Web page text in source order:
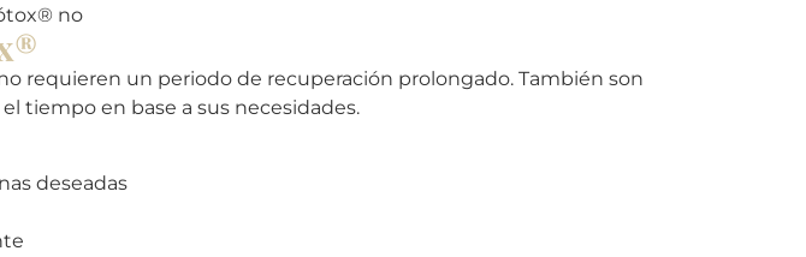
no
requieren un periodo de recuperación prolongado. También son
tiempo en base a sus necesidades.
deseadas